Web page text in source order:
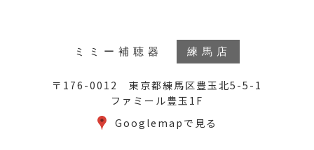
ミミー補聴器 練馬店
〒176-0012 東京都練馬区豊玉北5-5-1
ファミール豊玉1F
Googlemapで見る